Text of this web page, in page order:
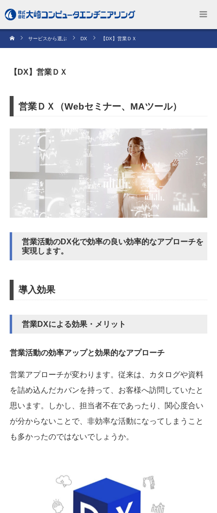
サービスから選ぶ DX 【DX】営業ＤＸ
【DX】営業ＤＸ
営業ＤＸ（Webセミナー、MAツール）
営業活動のDX化で効率の良い効率的なアプローチを
実現します。
導入効果
営業DXによる効果・メリット
営業活動の効率アップと効果的なアプローチ
営業アプローチが変わります。従来は、カタログや資料
を詰め込んだカバンを持って、お客様へ訪問していたと
思います。しかし、担当者不在であったり、関心度合い
が分からないことで、非効率な活動になってしまうこと
も多かったのではないでしょうか。